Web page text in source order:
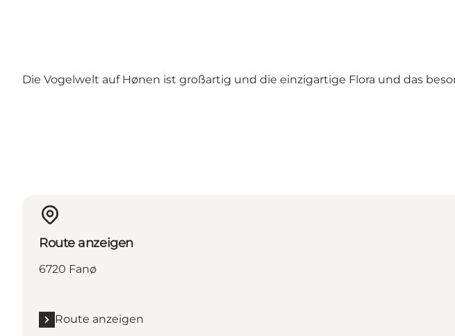
Die Vogelwelt auf Hønen ist großartig und die einzigartige Flora und das
Route anzeigen
6720 Fanø
Route anzeigen